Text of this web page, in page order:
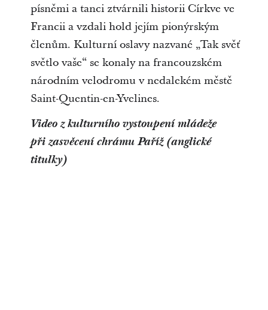
písněmi a tanci ztvárnili historii Církve ve
Francii a vzdali hold jejím pionýrským
členům. Kulturní oslavy nazvané „Tak svěť
světlo vaše“ se konaly na francouzském
národním velodromu v nedalekém městě
Saint-Quentin-en-Yvelines.
Video z kulturního vystoupení mládeže
při zasvěcení chrámu Paříž (anglické
titulky)